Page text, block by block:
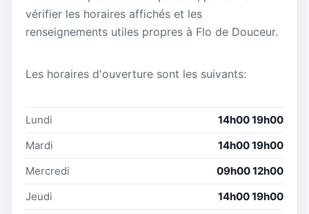
vérifier les horaires affichés et les
renseignements utiles propres à Flo de Douceur.
Les horaires d'ouverture sont les suivants:
Lundi
14h00 19h00
Mardi
14h00 19h00
Mercredi
09h00 12h00
Jeudi
14h00 19h00